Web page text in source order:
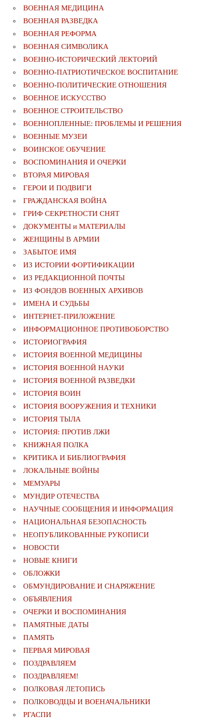
ВОЕННАЯ МЕДИЦИНА
ВОЕННАЯ РАЗВЕДКА
ВОЕННАЯ РЕФОРМА
ВОЕННАЯ СИМВОЛИКА
ВОЕННО-ИСТОРИЧЕСКИЙ ЛЕКТОРИЙ
ВОЕННО-ПАТРИОТИЧЕСКОЕ ВОСПИТАНИЕ
ВОЕННО-ПОЛИТИЧЕСКИE ОТНОШЕНИЯ
ВОЕННОЕ ИСКУССТВО
ВОЕННОЕ СТРОИТЕЛЬСТВО
ВОЕННОПЛЕННЫЕ: ПРОБЛЕМЫ И РЕШЕНИЯ
ВОЕННЫЕ МУЗЕИ
ВОИНСКОЕ ОБУЧЕНИЕ
ВОСПОМИНАНИЯ И ОЧЕРКИ
ВТОРАЯ МИРОВАЯ
ГЕРОИ И ПОДВИГИ
ГРАЖДАНСКАЯ ВОЙНА
ГРИФ СЕКРЕТНОСТИ СНЯТ
ДОКУМЕНТЫ и МАТЕРИАЛЫ
ЖЕНЩИНЫ В АРМИИ
ЗАБЫТОЕ ИМЯ
ИЗ ИСТОРИИ ФОРТИФИКАЦИИ
ИЗ РЕДАКЦИОННОЙ ПОЧТЫ
ИЗ ФОНДОВ ВОЕННЫХ АРХИВОВ
ИМЕНА И СУДЬБЫ
ИНТЕРНЕТ-ПРИЛОЖЕНИЕ
ИНФОРМАЦИОННОЕ ПРОТИВОБОРСТВО
ИСТОРИОГРАФИЯ
ИСТОРИЯ ВОЕННОЙ МЕДИЦИНЫ
ИСТОРИЯ ВОЕННОЙ НАУКИ
ИСТОРИЯ ВОЕННОЙ РАЗВЕДКИ
ИСТОРИЯ ВОИН
ИСТОРИЯ ВООРУЖЕНИЯ И ТЕХНИКИ
ИСТОРИЯ ТЫЛА
ИСТОРИЯ: ПРОТИВ ЛЖИ
КНИЖНАЯ ПОЛКА
КРИТИКА И БИБЛИОГРАФИЯ
ЛОКАЛЬНЫЕ ВОЙНЫ
МЕМУАРЫ
МУНДИР ОТЕЧЕСТВА
НАУЧНЫЕ СООБЩЕНИЯ И ИНФОРМАЦИЯ
НАЦИОНАЛЬНАЯ БЕЗОПАСНОСТЬ
НЕОПУБЛИКОВАННЫЕ РУКОПИСИ
НОВОСТИ
НОВЫЕ КНИГИ
ОБЛОЖКИ
ОБМУНДИРОВАНИЕ И СНАРЯЖЕНИЕ
ОБЪЯВЛЕНИЯ
ОЧЕРКИ И ВОСПОМИНАНИЯ
ПАМЯТНЫЕ ДАТЫ
ПАМЯТЬ
ПЕРВАЯ МИРОВАЯ
ПОЗДРАВЛЯЕМ
ПОЗДРАВЛЯЕМ!
ПОЛКОВАЯ ЛЕТОПИСЬ
ПОЛКОВОДЦЫ И ВОЕНАЧАЛЬНИКИ
РГАСПИ